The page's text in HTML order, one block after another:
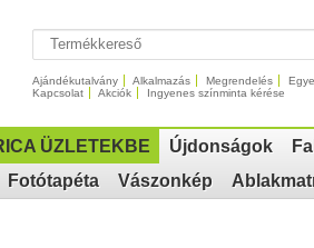
Ajándékutalvány Alkalmazás Megrendelés
Kapcsolat
Akciók Ingyenes színminta kérése
ÜZLETEKBE Újdonságok
Fotótapéta Vászonkép